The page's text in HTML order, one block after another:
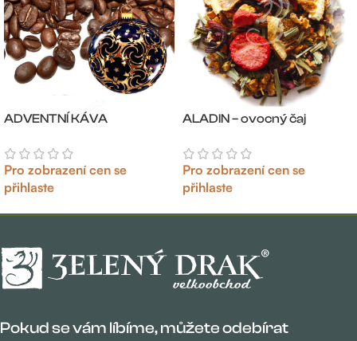
ADVENTNÍ KÁVA
Pro zobrazení cen se
přihlaste
ALADIN – ovocný čaj
Pro zobrazení cen se
přihlaste
Pokud se vám líbíme, můžete odebírat